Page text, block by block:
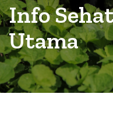
Info
Utama